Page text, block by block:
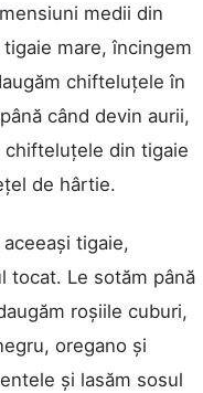
medii din
mare, încingem
chifteluțele în
când devin aurii,
din tigaie
de hârtie.
aceeași tigaie,
tocat. Le sotăm până
roșiile cuburi,
oregano și
și lasăm sosul